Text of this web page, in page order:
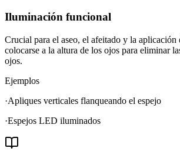
Iluminación funcional
Crucial para el aseo, el afeitado y la
colocarse a la altura de los ojos para eliminar
ojos.
Ejemplos
·Apliques verticales flanqueando el espejo
·Espejos LED iluminados